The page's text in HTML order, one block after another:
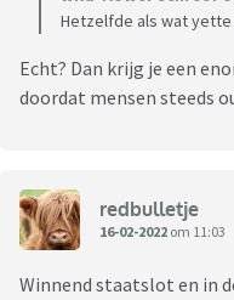
Hetzelfde als wat yette
Echt? Dan krijg je een
doordat mensen steeds
redbulletje
16-02-2022 om 11:03
Winnend staatslot en in